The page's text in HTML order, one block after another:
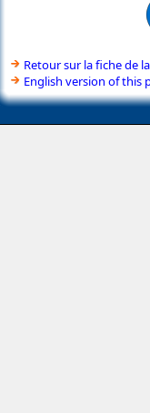
Retour sur la fiche de
English version of this